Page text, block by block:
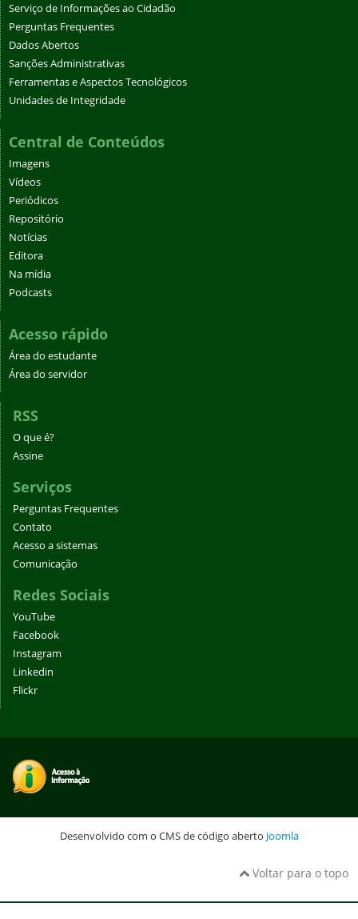
Serviço de Informações ao Cidadão
Perguntas Frequentes
Dados Abertos
Sanções Administrativas
Ferramentas e Aspectos Tecnológicos
Unidades de Integridade
Central de Conteúdos
Imagens
Vídeos
Periódicos
Repositório
Notícias
Editora
Na mídia
Podcasts
Acesso rápido
Área do estudante
Área do servidor
RSS
O que é?
Assine
Serviços
Perguntas Frequentes
Contato
Acesso a sistemas
Comunicação
Redes Sociais
YouTube
Facebook
Instagram
Linkedin
Flickr
Desenvolvido com o CMS de código aberto Joomla
Voltar para o topo